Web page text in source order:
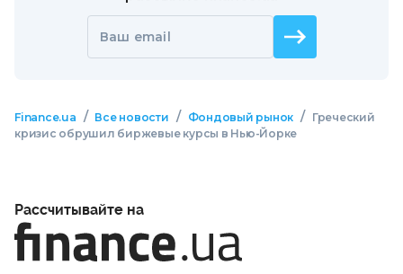
Ваш email
Finance.ua / Все новости / Фондовый рынок /
Греческий
кризис обрушил биржевые курсы в Нью-Йорке
Рассчитывайте на